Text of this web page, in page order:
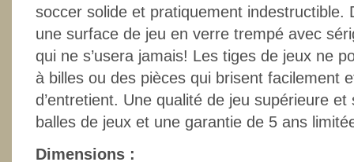
soccer solide et pratiquement indestructible.
une surface de jeu en verre trempé avec
qui ne s’usera jamais! Les tiges de jeux ne
à billes ou des pièces qui brisent facilement
d’entretient. Une qualité de jeu supérieure
balles de jeux et une garantie de 5 ans
Dimensions :